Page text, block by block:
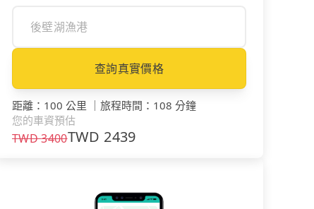
查詢真實價格
距離 ： 100 公里 ｜ 旅程時間 ： 108 分鐘
您的車資預估
TWD3400TWD 2439